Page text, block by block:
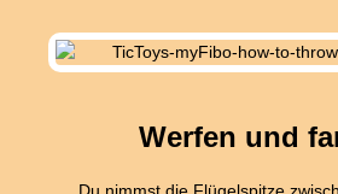
Werfen und